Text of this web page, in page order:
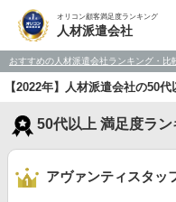
オリコン顧客満足度ランキング
人材派遣会社
おすすめの人材派遣会社ランキング・比
【2022年】人材派遣会社の50
50代以上 満足度ラン
アヴァンティスタッ